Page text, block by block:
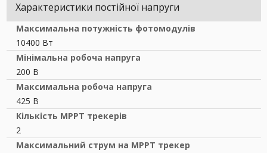
Характеристики постійної напруги
Максимальна потужність фотомодулів
10400 Вт
Мінімальна робоча напруга
200 В
Максимальна робоча напруга
425 В
Кількість MPPT трекерів
2
Максимальний струм на MPPT трекер